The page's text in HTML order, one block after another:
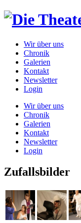
Wir über uns
Chronik
Galerien
Kontakt
Newsletter
Login
Wir über uns
Chronik
Galerien
Kontakt
Newsletter
Login
Zufallsbilder